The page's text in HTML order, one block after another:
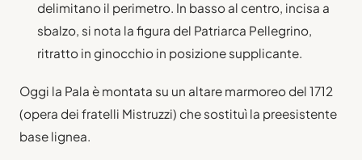
delimitano il perimetro. In basso al centro, incisa a
sbalzo, si nota la figura del Patriarca Pellegrino,
ritratto in ginocchio in posizione supplicante.
Oggi la Pala è montata su un altare marmoreo del 1712
(opera dei fratelli Mistruzzi) che sostituì la preesistente
base lignea.